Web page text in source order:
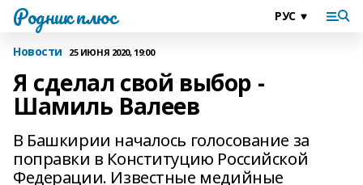
Родник плюс
Новости 25 ИЮНЯ 2020, 19:00
Я сделал свой выбор -
Шамиль Валеев
В Башкирии началось голосование за
поправки в Конституцию Российской
Федерации. Известные медийные